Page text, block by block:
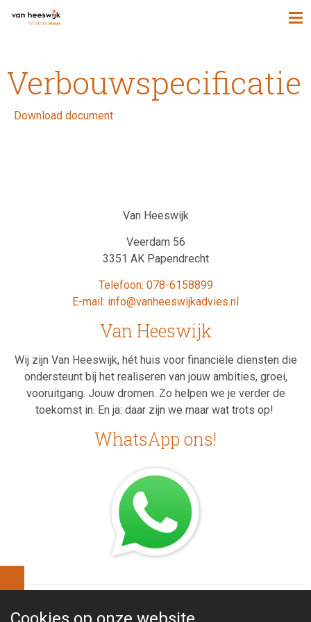
Verbouwspecificatie
Download document
Van Heeswijk
Veerdam 56
3351 AK Papendrecht
Telefoon: 078-6158899
E-mail: info@vanheeswijkadvies.nl
Van Heeswijk
Wij zijn Van Heeswijk, hét huis voor financiële diensten die
ondersteunt bij het realiseren van jouw ambities, groei,
vooruitgang. Jouw dromen. Zo helpen we je verder de
toekomst in. En ja: daar zijn we maar wat trots op!
WhatsApp ons!